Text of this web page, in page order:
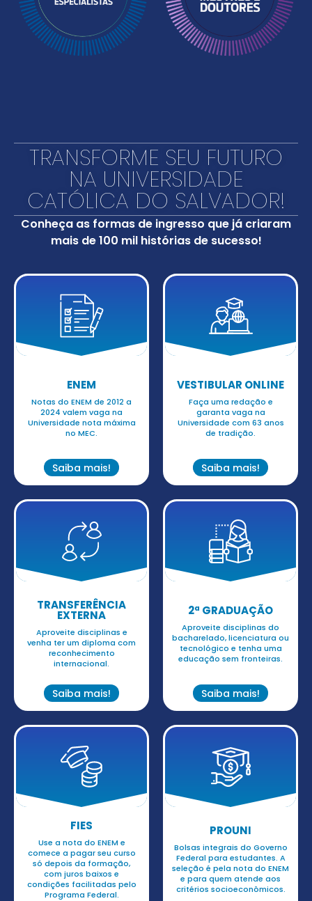
TRANSFORME SEU FUTURO
NA UNIVERSIDADE
CATÓLICA DO SALVADOR!
Conheça as formas de ingresso que já criaram
mais de 100 mil histórias de sucesso!
ENEM
Notas do ENEM de 2012 a
2024 valem vaga na
Universidade nota máxima
no MEC.
Saiba mais!
VESTIBULAR ONLINE
Faça uma redação e
garanta vaga na
Universidade com 63 anos
de tradição.
Saiba mais!
TRANSFERÊNCIA
EXTERNA
Aproveite disciplinas e
venha ter um diploma com
reconhecimento
internacional.
Saiba mais!
2ª GRADUAÇÃO
Aproveite disciplinas do
bacharelado, licenciatura ou
tecnológico e tenha uma
educação sem fronteiras.
Saiba mais!
FIES
Use a nota do ENEM e
comece a pagar seu curso
só depois da formação,
com juros baixos e
condições facilitadas pelo
Programa Federal.
PROUNI
Bolsas integrais do Governo
Federal para estudantes. A
seleção é pela nota do ENEM
e para quem atende aos
critérios socioeconômicos.